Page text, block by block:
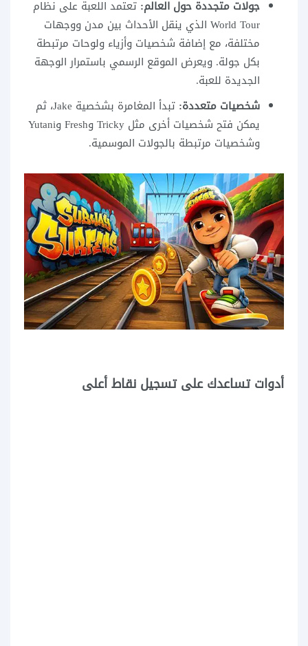
جولات متجددة حول العالم: تعتمد اللعبة على نظام
World Tour الذي ينقل الأحداث بين مدن ووجهات
مختلفة، مع إضافة شخصيات وأزياء ولوحات مرتبطة
بكل جولة. ويعرض الموقع الرسمي باستمرار الوجهة
الجديدة للعبة.
شخصيات متعددة:
تبدأ المغامرة بشخصية Jake، ثم
يمكن فتح شخصيات أخرى مثل Tricky وFresh وYutani
وشخصيات مرتبطة بالجولات الموسمية.
أدوات تساعدك على تسجيل نقاط أعلى